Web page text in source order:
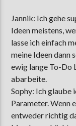
Jannik: Ich gehe
Ideen meistens,
lasse ich einfach
meine Ideen dann
ewig lange To-Do
abarbeite.
Sophy: Ich glaube
Parameter. Wenn
entweder richtig